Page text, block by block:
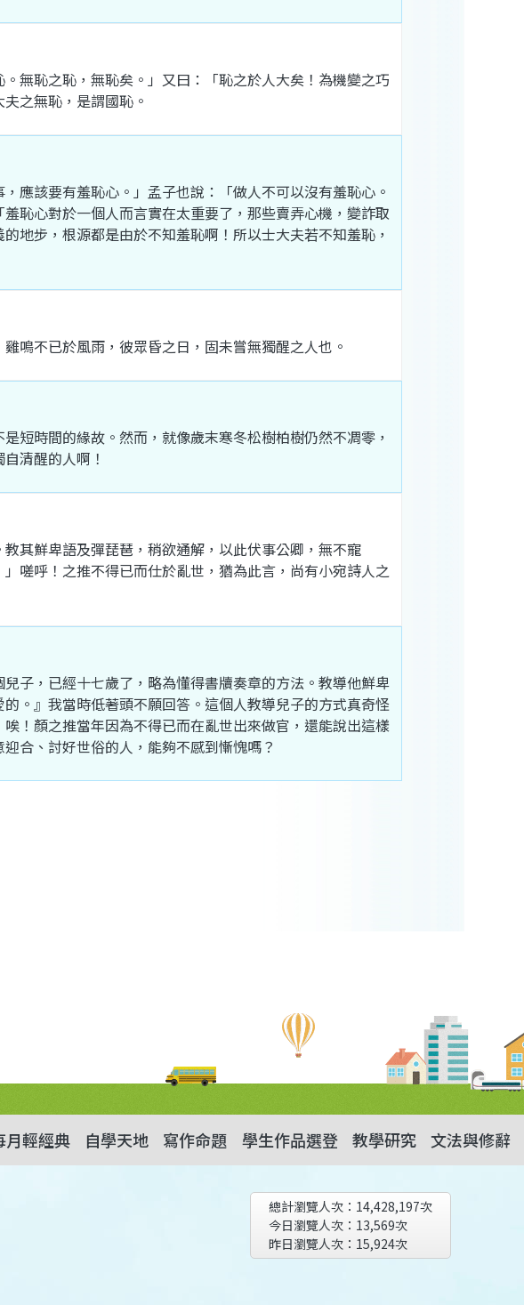
。無恥之恥 ，無恥矣 。」 又曰 ：「恥之於人大矣 ！ 為機變之巧
夫之無恥 ， 是謂國恥 。
， 應該要有羞恥心 。」孟子也說 ：「做人不可以沒有羞恥心 。
羞恥心對於一個人而言實在太重要了 ，那些賣弄心機 ，變詐取
的地步 ，根源都是由於不知羞恥啊 ！ 所以士大夫若不知羞恥 ，
雞鳴不已於風雨 ，彼眾昏之日 ， 固未嘗無獨醒之 人也 。
是短時間的緣故 。然而 ，就像歲末寒冬松樹柏樹仍然不凋零 ，
自清醒的人啊 ！
教其鮮卑語及彈琵琶 ，稍欲通解 ， 以此伏事公卿 ，無不寵
」 嗟呼 ！ 之推不得已而仕於亂世 ，猶為此言 ， 尚有小宛詩人之
兒子 ， 已經十七歲了 ， 略為懂得書牘奏章的方法 。教導他鮮卑
的 。』我當時低著頭不願回答 。 這個人教導兒子的方式真奇怪
唉 ！ 顏之推當年因為不得已而在亂世出來做官 ， 還能說出這樣
迎合 、討好世俗的人 ， 能夠不感到慚愧嗎？
月輕經典 自學天地 寫作命題 學生作品選登 教學研究 文法與修辭
總計瀏覽人次： 14,428,197次
今日瀏覽人次： 13,569次
昨日瀏覽人次： 15,924次